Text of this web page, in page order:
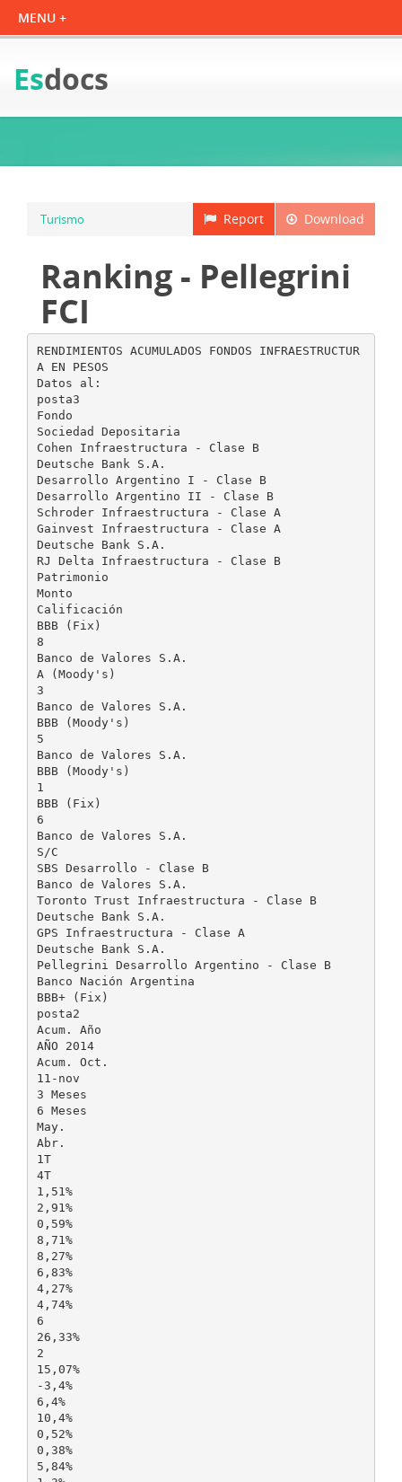
Esdocs
Download
Report
Turismo
Ranking - Pellegrini
FCI
RENDIMIENTOS ACUMULADOS FONDOS INFRAESTRUCTUR
A EN PESOS
Datos al:
posta3
Fondo
Sociedad Depositaria
Cohen Infraestructura - Clase B
Deutsche Bank S.A.
Desarrollo Argentino I - Clase B
Desarrollo Argentino II - Clase B
Schroder Infraestructura - Clase A
Gainvest Infraestructura - Clase A
Deutsche Bank S.A.
RJ Delta Infraestructura - Clase B
Patrimonio
Monto
Calificación
BBB (Fix)
8
Banco de Valores S.A.
A (Moody's)
3
Banco de Valores S.A.
BBB (Moody's)
5
Banco de Valores S.A.
BBB (Moody's)
1
BBB (Fix)
6
Banco de Valores S.A.
S/C
SBS Desarrollo - Clase B
Banco de Valores S.A.
Toronto Trust Infraestructura - Clase B
Deutsche Bank S.A.
GPS Infraestructura - Clase A
Deutsche Bank S.A.
Pellegrini Desarrollo Argentino - Clase B
Banco Nación Argentina
BBB+ (Fix)
posta2
Acum. Año
AÑO 2014
Acum. Oct.
11-nov
3 Meses
6 Meses
May.
Abr.
1T
4T
1,51%
2,91%
0,59%
8,71%
8,27%
6,83%
4,27%
4,74%
6
26,33%
2
15,07%
-3,4%
6,4%
10,4%
0,52%
0,38%
5,84%